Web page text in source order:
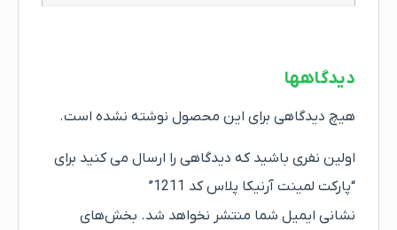
دیدگاهها
هیچ دیدگاهی برای این محصول نوشته نشده است.
اولین نفری باشید که دیدگاهی را ارسال می کنید برای
“پارکت لمینت آرنیکا پلاس کد 1211”
نشانی ایمیل شما منتشر نخواهد شد. بخش‌های